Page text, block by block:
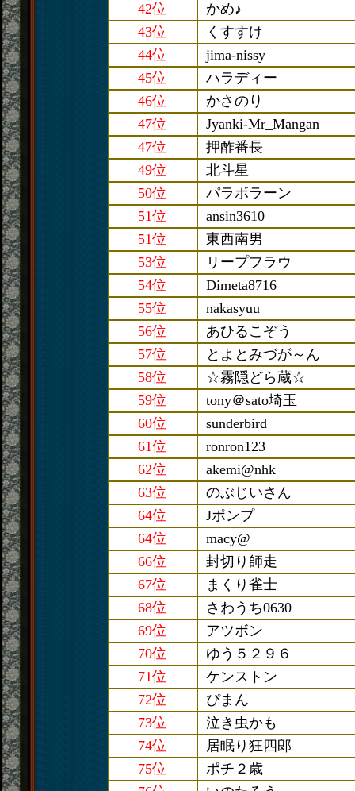
42位
かめ♪
43位
くすすけ
44位
jima-nissy
45位
ハラディー
46位
かさのり
47位
Jyanki-Mr_Mangan
47位
押酢番長
49位
北斗星
50位
パラボラーン
51位
ansin3610
51位
東西南男
53位
リープフラウ
54位
Dimeta8716
55位
nakasyuu
56位
あひるこぞう
57位
とよとみづが～ん
58位
☆霧隠どら蔵☆
59位
tony＠sato埼玉
60位
sunderbird
61位
ronron123
62位
akemi@nhk
63位
のぶじいさん
64位
Jポンプ
64位
macy@
66位
封切り師走
67位
まくり雀士
68位
さわうち0630
69位
アツボン
70位
ゆう５２９６
71位
ケンストン
72位
ぴまん
73位
泣き虫かも
74位
居眠り狂四郎
75位
ポチ２歳